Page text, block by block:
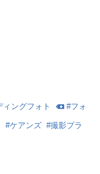
ィングフォト #フォ
#ケアンズ #撮影プラ